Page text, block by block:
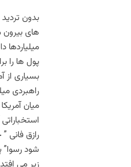
بدون
های
پول ها را
بسیاری از
راهبردی
میان
رازق فانی
شود رسوا”